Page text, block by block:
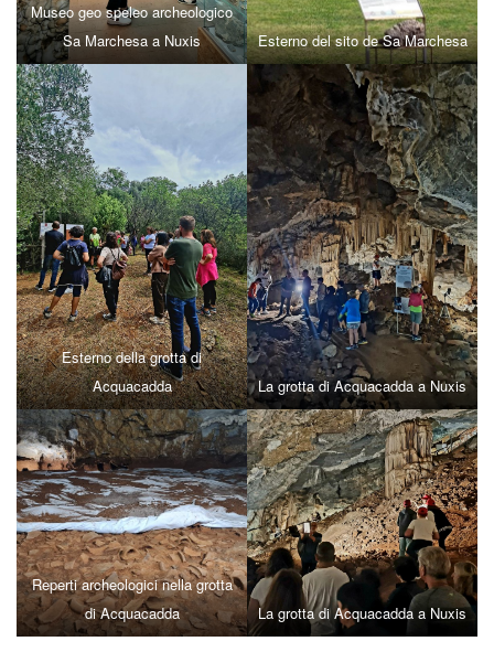
Museo geo speleo archeologico
Sa Marchesa a Nuxis
Esterno del sito de Sa Marchesa
Esterno della grotta di
Acquacadda
La grotta di Acquacadda a Nuxis
Reperti archeologici nella grotta
di Acquacadda
La grotta di Acquacadda a Nuxis